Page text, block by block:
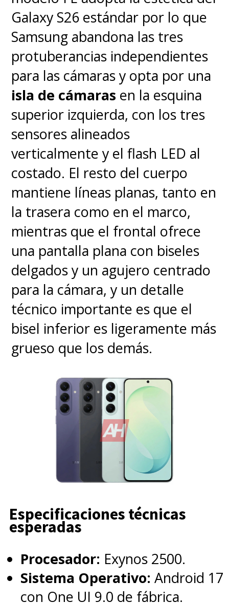
Galaxy S26 estándar por lo que
Samsung abandona las tres
protuberancias independientes
para las cámaras y opta por una
isla de cámaras en la esquina
superior izquierda, con los tres
sensores alineados
verticalmente y el flash LED al
costado. El resto del cuerpo
mantiene líneas planas, tanto en
la trasera como en el marco,
mientras que el frontal ofrece
una pantalla plana con biseles
delgados y un agujero centrado
para la cámara, y un detalle
técnico importante es que el
bisel inferior es ligeramente más
grueso que los demás.
Especificaciones técnicas
esperadas
Procesador: Exynos 2500.
Sistema Operativo: Android 17
con One UI 9.0 de fábrica.